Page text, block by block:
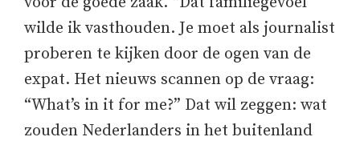
wilde ik vasthouden. Je moet als journalist
proberen te kijken door de ogen van de
expat. Het nieuws scannen op de vraag:
“What’s in it for me?” Dat wil zeggen: wat
zouden Nederlanders in het buitenland